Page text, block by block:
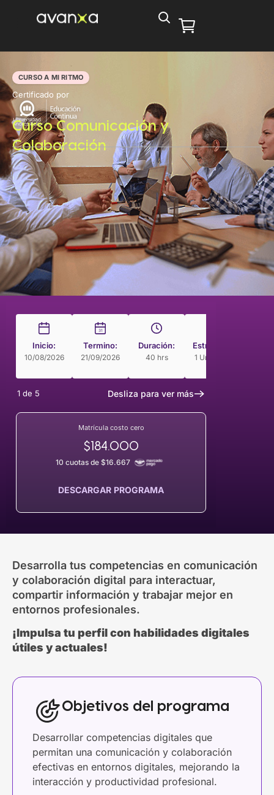
CURSO A MI RITMO
Certificado por
Curso Comunicación y
Colaboración
Inicio:
10/08/2026
31
Termino:
21/09/2026
Duración:
40 hrs
Estructura
1 Unidades
1 de 5 Desliza para ver más
Matrícula costo cero
$184.000
10 cuotas de $16.667
DESCARGAR PROGRAMA
Desarrolla tus competencias en comunicación
y colaboración digital para interactuar,
compartir información y trabajar mejor en
entornos profesionales.
¡Impulsa tu perfil con habilidades digitales
útiles y actuales!
Objetivos del programa
Desarrollar competencias digitales que
permitan una comunicación y colaboración
efectivas en entornos digitales, mejorando la
interacción y productividad profesional.